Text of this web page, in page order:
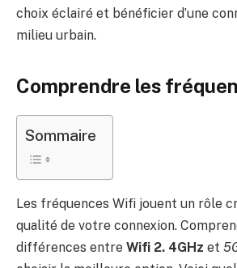
choix éclairé et bénéficier d’une
milieu urbain.
Comprendre les
Sommaire
Les fréquences Wifi jouent un rôle
qualité de votre connexion.
différences entre Wifi 2. 4GHz et